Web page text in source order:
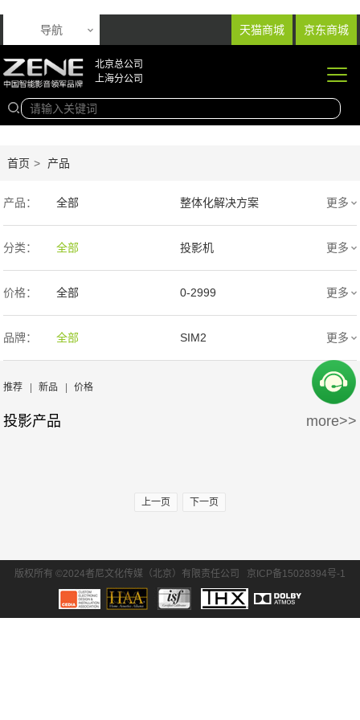
天猫商城 京东商城
导航
北京总公司
上海分公司
首页 > 产品
产品： 全部 整体化解决方案
音响产品 投影产品
专业扩声音箱 幕布产品
声学产品 智能产品
周边产品
更多
分类： 全部 投影机 更多
价格： 全部 0-2999
3000-9999 1万-5万
5万-15万
30万-50万
更多
品牌： 全部 SIM2
SONY/索尼
BENQ/明基
更多
推荐 | 新品 | 价格
投影产品 more>>
上一页 下一页
版权所有 ©2024者尼文化传媒（北京）有限责任公司 京ICP备15028394号-1